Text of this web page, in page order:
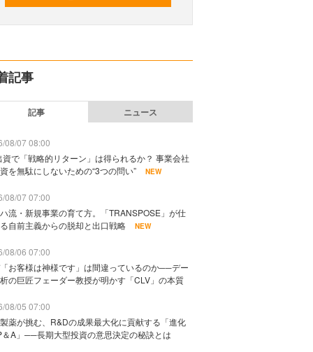
記事
記事 ニュース
08/07 08:00
資で「戦略的リターン」は得られるか？ 事業会社
を無駄にしないための“3つの問い”
NEW
08/07 07:00
流・新規事業の育て方。「TRANSPOSE」が仕
自前主義からの脱却と出口戦略
NEW
08/06 07:00
お客様は神様です」は間違っているのか──デー
の巨匠フェーダー教授が明かす「CLV」の本質
08/05 07:00
薬が挑む、R&Dの成果最大化に貢献する「進化
＆A」──長期大型投資の意思決定の秘訣とは